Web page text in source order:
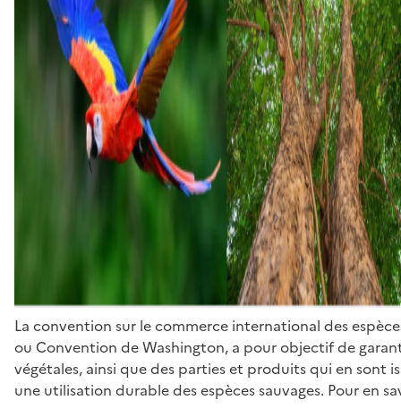
La convention sur le commerce international des
ou Convention de Washington, a pour objectif de
végétales, ainsi que des parties et produits qui en sont
une utilisation durable des espèces sauvages. Pour en